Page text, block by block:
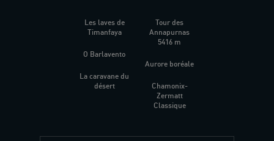
Les laves de
Timanfaya
O Barlavento
La caravane du
désert
Tour des
Annapurnas
5416 m
Aurore boréale
Chamonix-
Zermatt
Classique